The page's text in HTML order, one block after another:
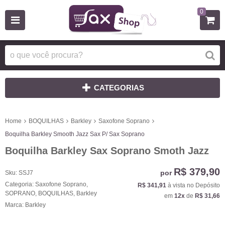
0
CATEGORIAS
Home BOQUILHAS Barkley
Saxofone Soprano
Boquilha Barkley Smooth Jazz Sax P/ Sax Soprano
Boquilha Barkley Sax Soprano Smoth Jazz
Sku: SSJ7
Categoria: Saxofone Soprano
SOPRANO BOQUILHAS Barkley
Marca: Barkley
por R$ 379,90
R$ 341,91 à vista no Depósito
em 12x de R$ 31,66